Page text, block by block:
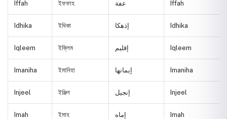
Iffah ইফফাহ عفة Iffah
Idhika ইধিকা إذهكا Idhika
Iqleem ইক্লিম إقليم Iqleem
Imaniha ইমানিহা إيمانها Imaniha
Injeel ইঞ্জিল إنجيل Injeel
Imah ইমাহ إماه Imah